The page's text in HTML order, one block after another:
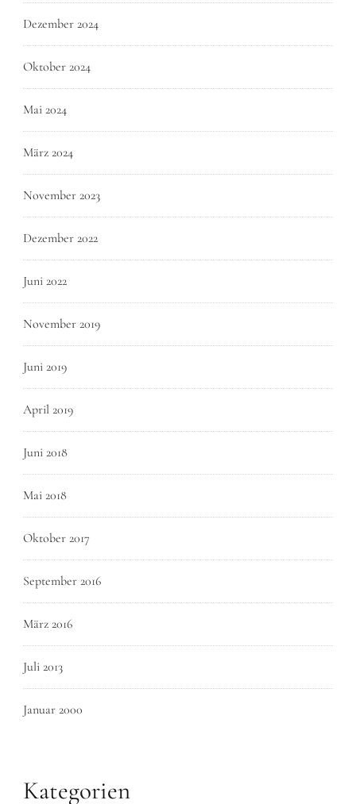
Dezember 2024
Oktober 2024
Mai 2024
März 2024
November 2023
Dezember 2022
Juni 2022
November 2019
Juni 2019
April 2019
Juni 2018
Mai 2018
Oktober 2017
September 2016
März 2016
Juli 2013
Januar 2000
Kategorien